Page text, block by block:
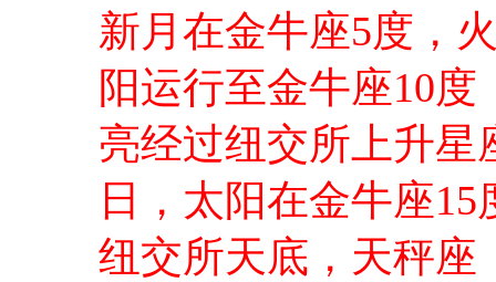
新月在金牛座5度，
阳运行至金牛座10
亮经过纽交所上升星
日，太阳在金牛座
纽交所天底，天秤座